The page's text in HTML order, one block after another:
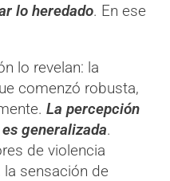
lo heredado. En ese
lo revelan: la
comenzó robusta,
La percepción
generalizada.
de violencia
sensación de